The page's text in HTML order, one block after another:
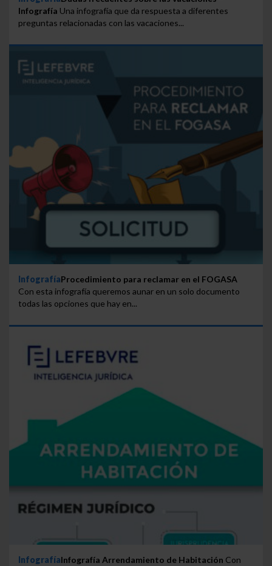
Infografía Una infografía que da respuesta a diferentes
preguntas relacionadas con las vacaciones...
InfografíaProcedimiento para reclamar en el FOGASA
Con esta infografía queremos aunar en un solo documento
todas las opciones que hay en...
InfografíaInfografía Arrendamiento de Habitación Con